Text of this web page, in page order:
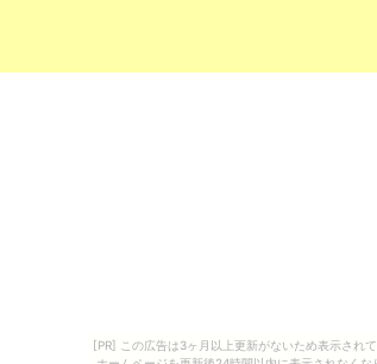
[PR] この広告は3ヶ月以上更新がないため表示されて